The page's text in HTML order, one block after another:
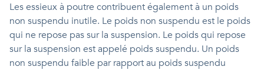
Les essieux à poutre contribuent également à un poids
non suspendu inutile. Le poids non suspendu est le poids
qui ne repose pas sur la suspension. Le poids qui repose
sur la suspension est appelé poids suspendu. Un poids
non suspendu faible par rapport au poids suspendu